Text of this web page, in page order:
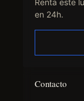
Renta este
en 24h.
Contacto